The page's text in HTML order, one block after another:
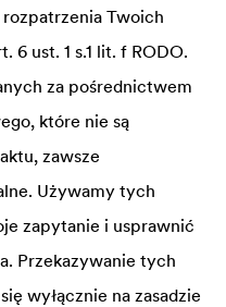
Twoich
6 ust. 1 s.1 lit. f RODO.
za pośrednictwem
które nie są
zawsze
Używamy tych
zapytanie i usprawnić
Przekazywanie tych
wyłącznie na zasadzie